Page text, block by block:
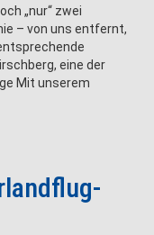
„nur“ zwei
– von uns entfernt,
eine der
Mit unserem